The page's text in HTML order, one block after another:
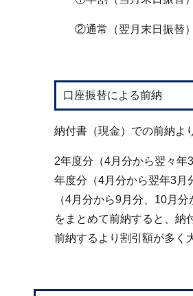
②通常（翌月末日振替
口座振替による前納
納付書（現金）での前納よ
2年度分（4月分から翌々年
年度分（4月分から翌年3月
（4月分から9月分、10月分
をまとめて前納すると、納
前納するより割引額が多く